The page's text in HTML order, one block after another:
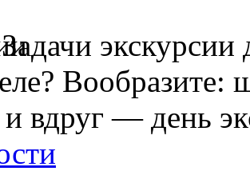
Задачи
Вообразите:
и вдруг — день